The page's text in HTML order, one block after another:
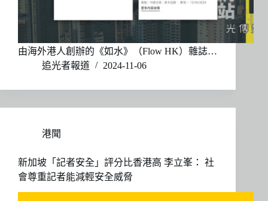
由海外港人創辦的《如水》（Flow HK）雜誌…
追光者報道
2024-11-06
港聞
新加坡「記者安全」評分比香港高 李立峯： 社
會尊重記者能減輕安全威脅